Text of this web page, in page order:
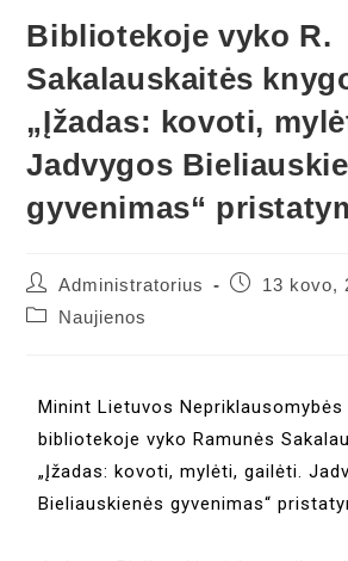
Bibliotekoje vyko R.
Sakalauskaitės
„Įžadas: kovoti,
Jadvygos
gyvenimas“
Administratorius
13 kovo,
Naujienos
Minint Lietuvos
bibliotekoje vyko Ramunės
„Įžadas: kovoti, mylėti, gailėti.
Bieliauskienės gyvenimas“